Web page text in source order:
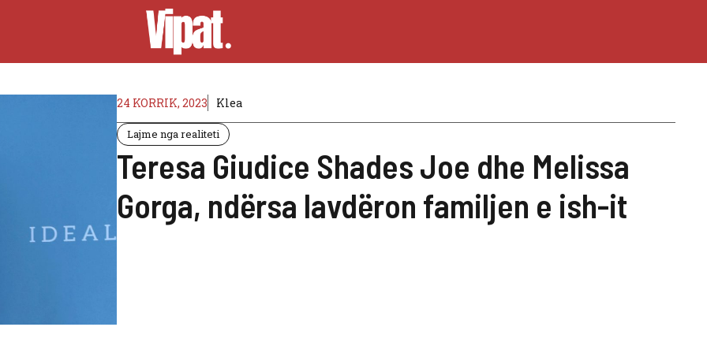
24 KORRIK, 2023 Klea
Lajme nga realiteti
Teresa Giudice Shades Joe dhe Melissa
Gorga, ndërsa lavdëron familjen e ish-it